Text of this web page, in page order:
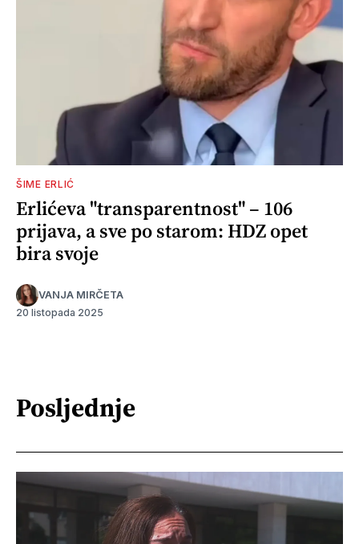
ŠIME ERLIĆ
Erlićeva "transparentnost" – 106
prijava, a sve po starom: HDZ opet
bira svoje
VANJA MIRČETA
20 listopada 2025
Posljednje